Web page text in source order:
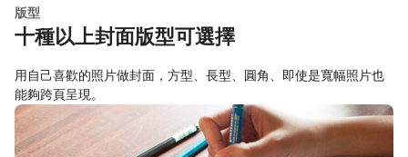
版型
十種以上封面版型可選擇
用自己喜歡的照片做封面，方型、長型、圓角、即使是寬幅照片也
能夠跨頁呈現。